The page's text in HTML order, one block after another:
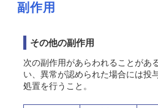
副作用
その他の副作用
次の副作用があらわれることがあ
い、異常が認められた場合には投
処置を行うこと。